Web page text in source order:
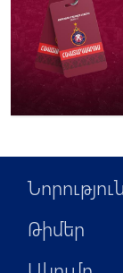
Թիմեր